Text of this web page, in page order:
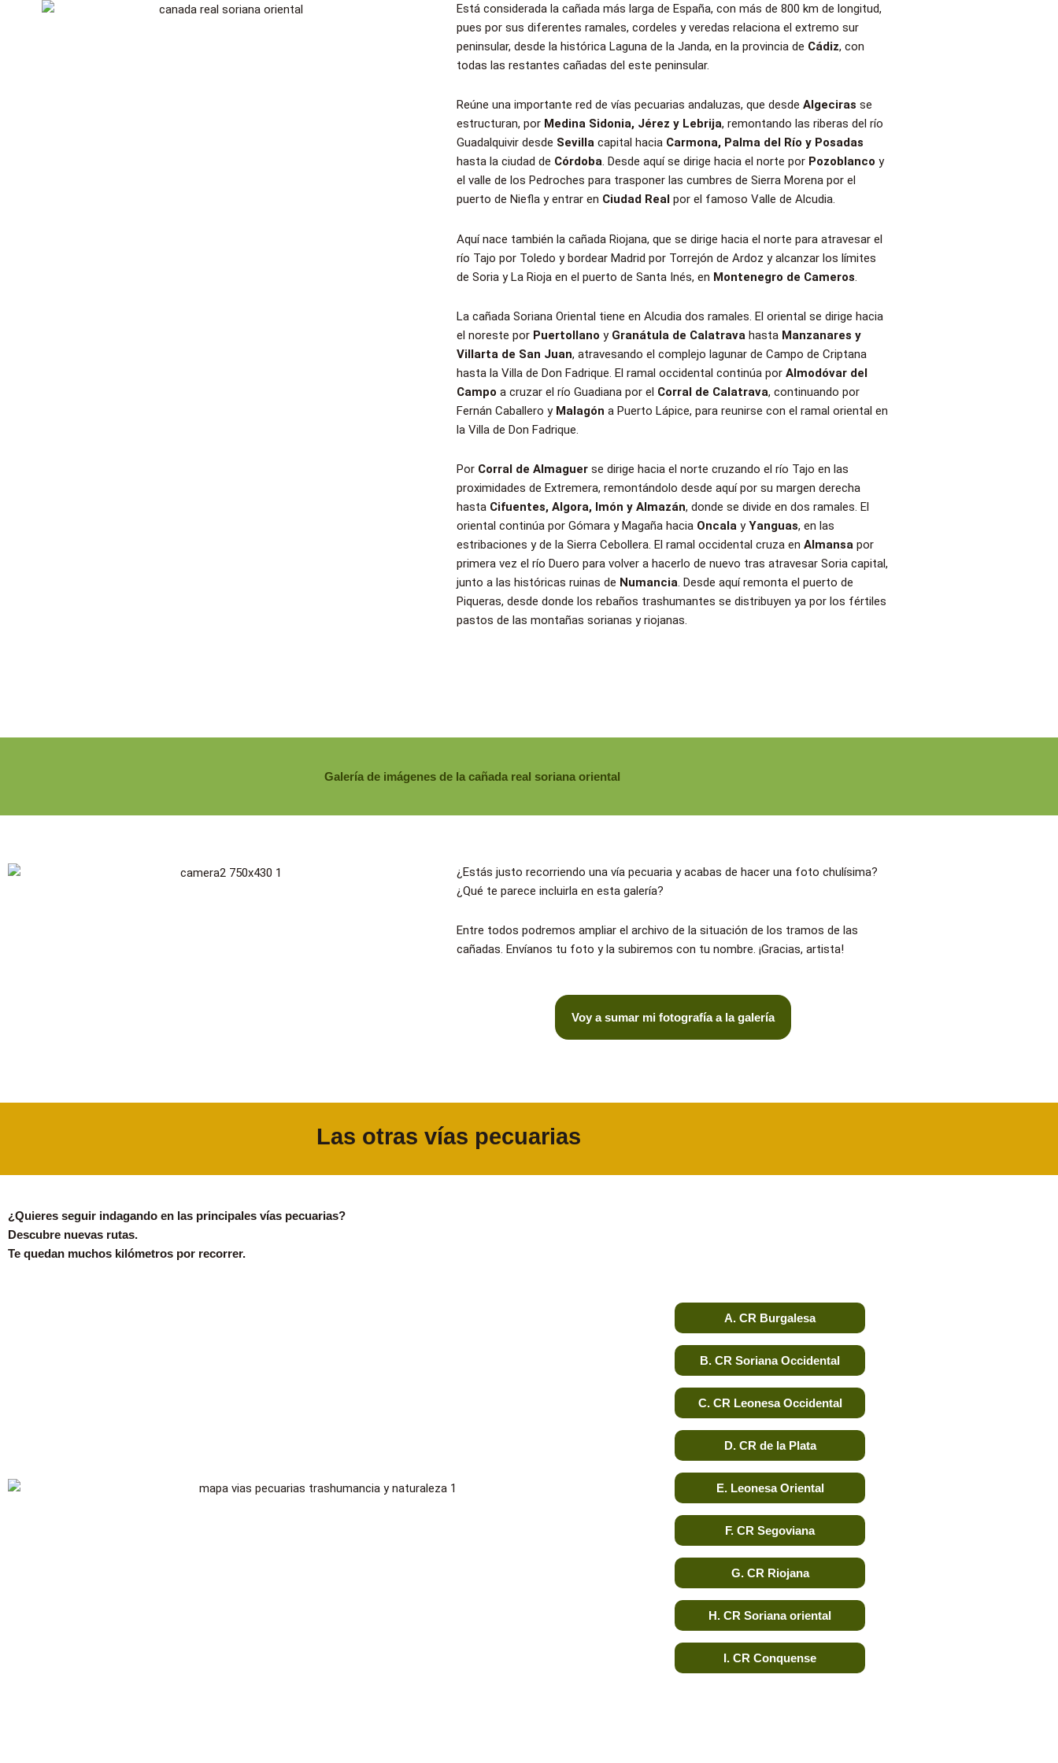
Está considerada la cañada más larga de España, con más de 800 km de longitud,
pues por sus diferentes ramales, cordeles y veredas relaciona el extremo sur
peninsular, desde la histórica Laguna de la Janda, en la provincia de Cádiz, con
todas las restantes cañadas del este peninsular.
Reúne una importante red de vías pecuarias andaluzas, que desde Algeciras se
estructuran, por Medina Sidonia, Jérez y Lebrija, remontando las riberas del río
Guadalquivir desde Sevilla capital hacia Carmona, Palma del Río y Posadas
hasta la ciudad de Córdoba. Desde aquí se dirige hacia el norte por Pozoblanco y
el valle de los Pedroches para trasponer las cumbres de Sierra Morena por el
puerto de Niefla y entrar en Ciudad Real por el famoso Valle de Alcudia.
Aquí nace también la cañada Riojana, que se dirige hacia el norte para atravesar el
río Tajo por Toledo y bordear Madrid por Torrejón de Ardoz y alcanzar los límites
de Soria y La Rioja en el puerto de Santa Inés, en Montenegro de Cameros
La cañada Soriana Oriental tiene en Alcudia dos ramales. El oriental se dirige hacia
el noreste por Puertollano y Granátula de Calatrava hasta Manzanares y
Villarta de San Juan, atravesando el complejo lagunar de Campo de Criptana
hasta la Villa de Don Fadrique. El ramal occidental continúa por Almodóvar del
Campo a cruzar el río Guadiana por el Corral de Calatrava, continuando por
Fernán Caballero y Malagón a Puerto Lápice, para reunirse con el ramal oriental en
la Villa de Don Fadrique.
Por Corral de Almaguer se dirige hacia el norte cruzando el río Tajo en las
proximidades de Extremera, remontándolo desde aquí por su margen derecha
hasta Cifuentes, Algora, Imón y Almazán, donde se divide en dos ramales. El
oriental continúa por Gómara y Magaña hacia Oncala yYanguas, en las
estribaciones y de la Sierra Cebollera. El ramal occidental cruza en Almansa por
primera vez el río Duero para volver a hacerlo de nuevo tras atravesar Soria capital,
junto a las históricas ruinas de Numancia. Desde aquí remonta el puerto de
Piqueras, desde donde los rebaños trashumantes se distribuyen ya por los fértiles
pastos de las montañas sorianas y riojanas.
Galería de imágenes de la cañada real soriana oriental
¿Estás justo recorriendo una vía pecuaria y acabas de hacer una foto chulísima?
¿Qué te parece incluirla en esta galería?
Entre todos podremos ampliar el archivo de la situación de los tramos de las
cañadas. Envíanos tu foto y la subiremos con tu nombre. ¡Gracias, artista!
Voy a sumar mi fotografía a la galería
Las otras vías pecuarias
¿Quieres seguir indagando en las principales vías pecuarias?
Descubre nuevas rutas.
Te quedan muchos kilómetros por recorrer.
A. CR Burgalesa
B. CR Soriana Occidental
C. CR Leonesa Occidental
D. CR de la Plata
E. Leonesa Oriental
F. CR Segoviana
G. CR Riojana
H. CR Soriana oriental
I. CR Conquense